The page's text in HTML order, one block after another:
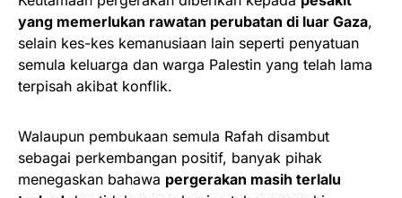
yang memerlukan rawatan perubatan di luar Gaza,
selain kes-kes kemanusiaan lain seperti penyatuan
semula keluarga dan warga Palestin yang telah lama
terpisah akibat konflik.
Walaupun pembukaan semula Rafah disambut
sebagai perkembangan positif, banyak pihak
menegaskan bahawa pergerakan masih terlalu